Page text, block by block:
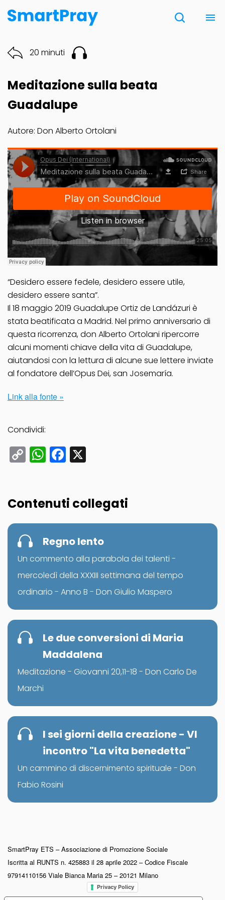
Chi siamo
Contatti
Donazione
Note Legali
20 minuti
Meditazione sulla beata
Guadalupe
Autore: Don Alberto Ortolani
Opus Dei (International)·Meditazione sulla beata Guadalupe
“Desidero essere fedele, desidero essere utile,
desidero essere santa”.
Il 18 maggio 2019 Guadalupe Ortiz de Landázuri è
stata beatificata a Madrid. Nel primo anniversario di
questa ricorrenza, don Alberto Ortolani ripercorre
alcuni momenti chiave della vita di Guadalupe,
aiutandosi con la lettura di alcune sue lettere inviate
al fondatore dell’Opus Dei, san Josemaría.
Link alla fonte »
Condividi:
CopyWhatsApp
Facebook
Contenuti collegati
Regno lento
Un commento alla parabola dei talenti -
mercoledì della XXXIII settimana del tempo
ordinario - Anno B - Don Giulio Maspero
Le due conversioni di Maria
Maddalena
Meditazione - Giovanni 20,11-18 - Don Carlo De
Marchi
I sei giorni della creazione - VI
incontro "La vita benedetta"
Un cammino di discernimento spirituale - Don
Fabio Rosini
SmartPray ETS – Associazione di Promozione Sociale
Iscritta al RUNTS n. 425883 il 28 aprile 2022 – Codice Fiscale
97914110156 Viale Bianca Maria 25 – 20121 Milano
Privacy Policy